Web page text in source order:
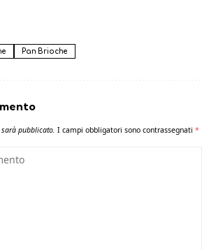
Pan Brioche
pubblicato. I campi obbligatori sono contrassegnati *